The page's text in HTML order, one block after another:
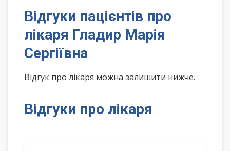
Відгуки пацієнтів про
лікаря Гладир Марія
Сергіївна
Відгук про лікаря можна залишити нижче.
Відгуки про лікаря